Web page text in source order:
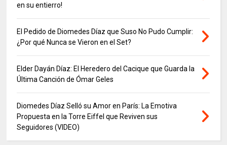
en su entierro!
El Pedido de Diomedes Díaz que Suso No Pudo Cumplir:
¿Por qué Nunca se Vieron en el Set?
Elder Dayán Díaz: El Heredero del Cacique que Guarda la
Última Canción de Ómar Geles
Diomedes Díaz Selló su Amor en París: La Emotiva
Propuesta en la Torre Eiffel que Reviven sus
Seguidores (VIDEO)